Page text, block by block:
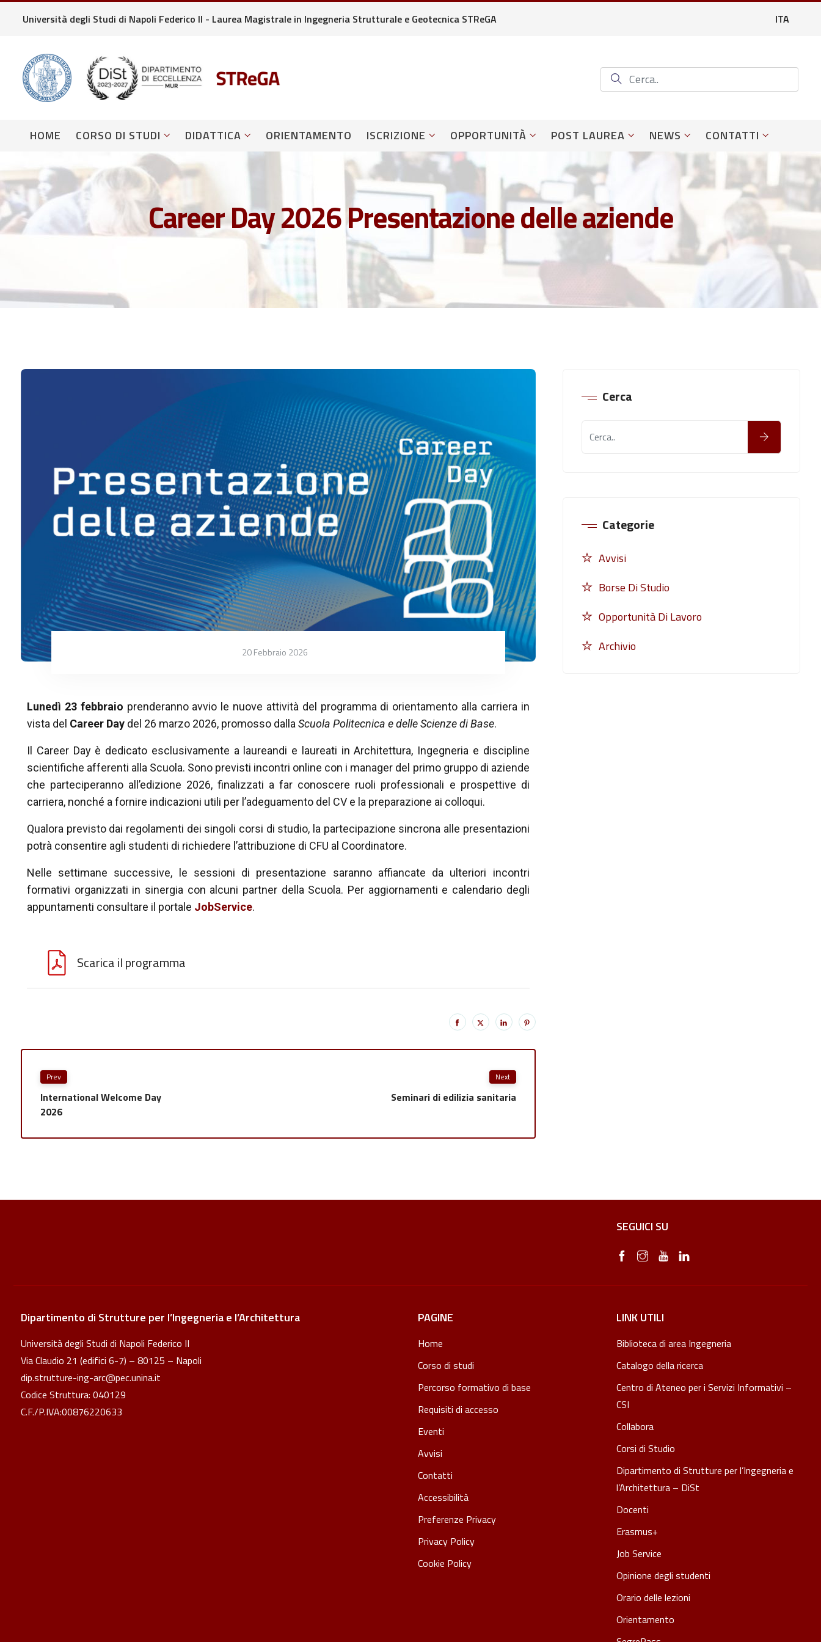
Università degli Studi di Napoli Federico II - Laurea Magistrale in Ingegneria Strutturale e Geotecnica STReGA ITA
HOME CORSO DI STUDI DIDATTICA ORIENTAMENTO ISCRIZIONE OPPORTUNITÀ POST LAUREA NEWS CONTATTI
Career Day 2026 Presentazione delle aziende
20 Febbraio 2026
Lunedì 23 febbraio prenderanno avvio le nuove attività del programma di orientamento alla carriera in
vista del Career Day del 26 marzo 2026, promosso dalla Scuola Politecnica e delle Scienze di Base.
Il Career Day è dedicato esclusivamente a laureandi e laureati in Architettura, Ingegneria e discipline
scientifiche afferenti alla Scuola. Sono previsti incontri online con i manager del primo gruppo di aziende
che parteciperanno all’edizione 2026, finalizzati a far conoscere ruoli professionali e prospettive di
carriera, nonché a fornire indicazioni utili per l’adeguamento del CV e la preparazione ai colloqui.
Qualora previsto dai regolamenti dei singoli corsi di studio, la partecipazione sincrona alle presentazioni
potrà consentire agli studenti di richiedere l’attribuzione di CFU al Coordinatore.
Nelle settimane successive, le sessioni di presentazione saranno affiancate da ulteriori incontri
formativi organizzati in sinergia con alcuni partner della Scuola. Per aggiornamenti e calendario degli
appuntamenti consultare il portale JobService.
Scarica il programma
Prev
International Welcome Day
2026
Next
Seminari di edilizia sanitaria
Cerca
Categorie
Avvisi
Borse Di Studio
Opportunità Di Lavoro
Archivio
SEGUICI SU
Dipartimento di Strutture per l’Ingegneria e l’Architettura
Università degli Studi di Napoli Federico II
Via Claudio 21 (edifici 6-7) – 80125 – Napoli
dip.strutture-ing-arc@pec.unina.it
Codice Struttura: 040129
C.F./P.IVA:00876220633
PAGINE
Home
Corso di studi
Percorso formativo di base
Requisiti di accesso
Eventi
Avvisi
Contatti
Accessibilità
Preferenze Privacy
Privacy Policy
Cookie Policy
LINK UTILI
Biblioteca di area Ingegneria
Catalogo della ricerca
Centro di Ateneo per i Servizi Informativi –
CSI
Collabora
Corsi di Studio
Dipartimento di Strutture per l’Ingegneria e
l’Architettura – DiSt
Docenti
Erasmus+
Job Service
Opinione degli studenti
Orario delle lezioni
Orientamento